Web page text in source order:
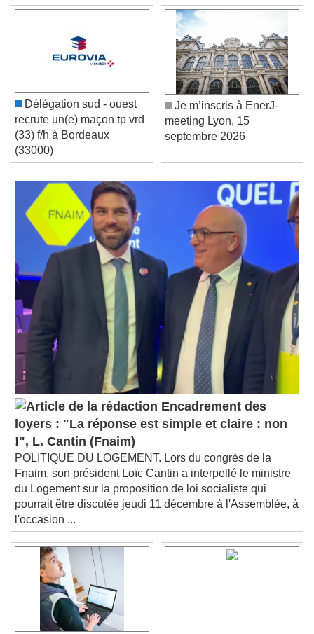
Video Player is loading.
Play Video
Skip Forward
Unmute
Current Time0:00
/
Duration-:-
Stream TypeLIVE
Seek to live, currently behind liveLIVE
Remaining Time-0:00
1x
Playback Rate
Chapters
Chapters
Descriptions
descriptions off
, selected
subtitles settings
, opens subtitles
settings dialog
subtitles off, selected
Audio Track
Picture-in-Picture
Fullscreen
This is a modal window.
Beginning of dialog window. Escape will cancel
and close the window.
Text
Color
Text Background
Color
Caption Area Background
Color
Délégation sud - ouest
recrute un(e) maçon tp vrd
(33) f/h à Bordeaux
(33000)
Je m’inscris à EnerJ-
meeting Lyon, 15
Encadrement des
loyers : "La réponse est simple et claire : non
!", L. Cantin (Fnaim)
POLITIQUE DU LOGEMENT. Lors du congrès de la
Fnaim, son président Loïc Cantin a interpellé le ministre
du Logement sur la proposition de loi socialiste qui
pourrait être discutée jeudi 11 décembre à l'Assemblée, à
l'occasion ...